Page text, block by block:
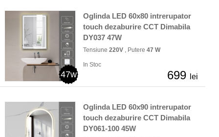
47w
Oglinda LED 60x80 intrerupator
touch dezaburire CCT Dimabila
DY037 47W
Tensiune 220V , Putere 47 W
In Stoc
699 lei
Oglinda LED 60x90 intrerupator
touch dezaburire CCT Dimabila
DY061-100 45W